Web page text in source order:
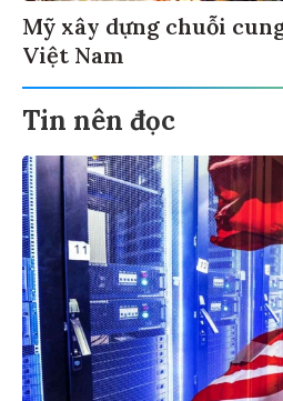
Mỹ xây dựng chuỗi
Việt Nam
Tin nên đọc